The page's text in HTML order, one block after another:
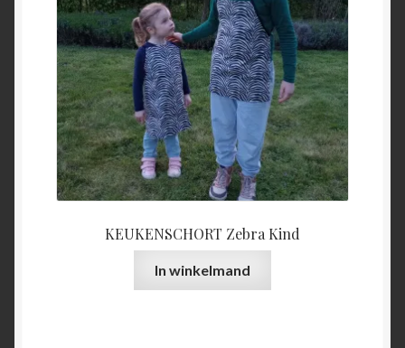
KEUKENSCHORT Zebra Kind
In winkelmand